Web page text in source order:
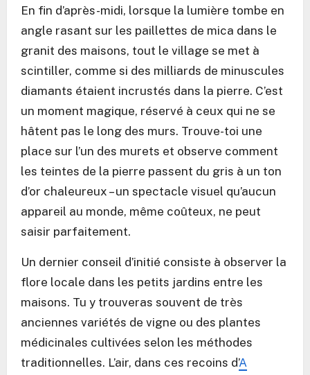
En fin d’après-midi, lorsque la lumière tombe en
angle rasant sur les paillettes de mica dans le
granit des maisons, tout le village se met à
scintiller, comme si des milliards de minuscules
diamants étaient incrustés dans la pierre. C’est
un moment magique, réservé à ceux qui ne se
hâtent pas le long des murs. Trouve-toi une
place sur l’un des murets et observe comment
les teintes de la pierre passent du gris à un ton
d’or chaleureux – un spectacle visuel qu’aucun
appareil au monde, même coûteux, ne peut
saisir parfaitement.
Un dernier conseil d’initié consiste à observer la
flore locale dans les petits jardins entre les
maisons. Tu y trouveras souvent de très
anciennes variétés de vigne ou des plantes
médicinales cultivées selon les méthodes
traditionnelles. L’air, dans ces recoins d’A